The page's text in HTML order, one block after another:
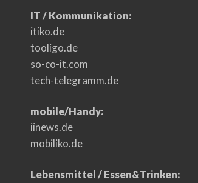
IT / Kommunikation:
itiko.de
tooligo.de
so-co-it.com
tech-telegramm.de
mobile/Handy:
iinews.de
mobiliko.de
Lebensmittel / Essen&Trinken: